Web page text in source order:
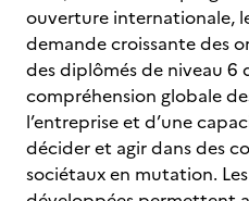
ouverture internationale,
demande croissante des
des diplômés de niveau 6
compréhension globale
l’entreprise et d’une
décider et agir dans des
sociétaux en mutation.